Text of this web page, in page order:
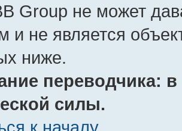
Group не может
и не является
ниже.
переводчика:
силы.
к началу